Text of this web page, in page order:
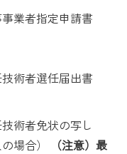
業者指定申請書
術者選任届出書
術者免状の写し
場合）
（注意）最